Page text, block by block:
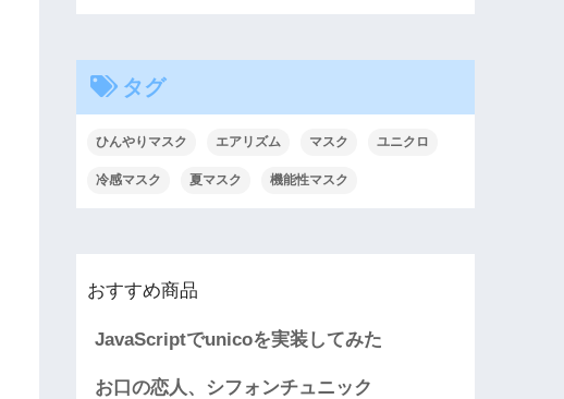
タグ
ひんやりマスク エアリズム マスク ユニクロ
冷感マスク 夏マスク 機能性マスク
おすすめ商品
JavaScriptでunicoを実装してみた
お口の恋人、シフォンチュニック